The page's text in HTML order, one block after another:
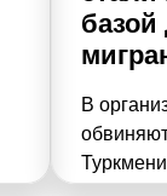
базой
В